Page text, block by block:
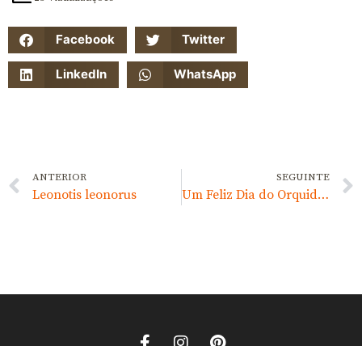
Facebook Twitter
LinkedIn WhatsApp
ANTERIOR
Leonotis leonorus
SEGUINTE
Um Feliz Dia do Orquidófilo